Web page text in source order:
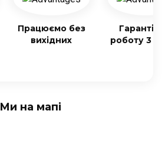
Працюємо без
вихідних
Гарантія
роботу 3
Ми на мапі